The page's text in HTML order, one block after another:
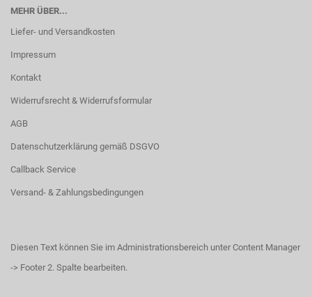
MEHR ÜBER...
Liefer- und Versandkosten
Impressum
Kontakt
Widerrufsrecht & Widerrufsformular
AGB
Datenschutzerklärung gemäß DSGVO
Callback Service
Versand- & Zahlungsbedingungen
Diesen Text können Sie im Administrationsbereich unter Content Manager
-> Footer 2. Spalte bearbeiten.